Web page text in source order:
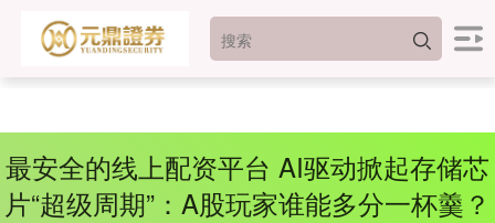
最安全的线上配资平台 AI驱动掀起存储芯
片“超级周期”：A股玩家谁能多分一杯羹？